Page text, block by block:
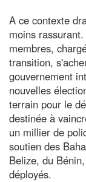
A ce contexte
moins
membres,
transition,
gouvernement
nouvelles
terrain pour le
destinée à
un millier de
soutien des
Belize, du
déployés.